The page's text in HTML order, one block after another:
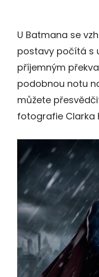
U Batmana se
postavy počítá s
příjemným
podobnou notu
můžete
fotografie Clarka